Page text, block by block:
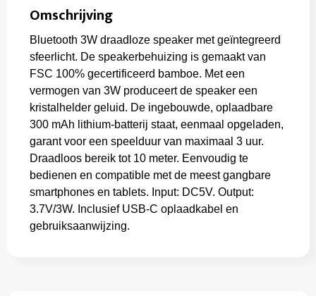
Omschrijving
Bluetooth 3W draadloze speaker met geïntegreerd
sfeerlicht. De speakerbehuizing is gemaakt van
FSC 100% gecertificeerd bamboe. Met een
vermogen van 3W produceert de speaker een
kristalhelder geluid. De ingebouwde, oplaadbare
300 mAh lithium-batterij staat, eenmaal opgeladen,
garant voor een speelduur van maximaal 3 uur.
Draadloos bereik tot 10 meter. Eenvoudig te
bedienen en compatible met de meest gangbare
smartphones en tablets. Input: DC5V. Output:
3.7V/3W. Inclusief USB-C oplaadkabel en
gebruiksaanwijzing.